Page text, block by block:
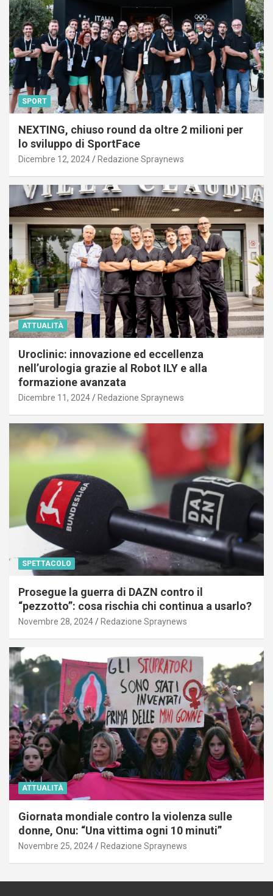
SPORT
NEXTING, chiuso round da oltre 2 milioni per
lo sviluppo di SportFace
Dicembre 12, 2024 Redazione Spraynews
ATTUALITÀ
Uroclinic: innovazione ed eccellenza
nell’urologia grazie al Robot ILY e alla
formazione avanzata
Dicembre 11, 2024 Redazione Spraynews
SPETTACOLO
Prosegue la guerra di DAZN contro il
“pezzotto”: cosa rischia chi continua a usarlo?
Novembre 28, 2024 Redazione Spraynews
ATTUALITÀ
Giornata mondiale contro la violenza sulle
donne, Onu: “Una vittima ogni 10 minuti”
Novembre 25, 2024 Redazione Spraynews